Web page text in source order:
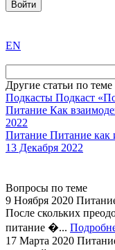
Войти
the
division
agent
watch
replica
showcases
substantial
areas.
replica
bvlgari
watches
+maserati
online
EN
Другие статьи по теме
Подкасты Подкаст
Питание Как
2022
Питание Питание как
13 Декабря 2022
Вопросы по теме
9 Ноября 2020
После скольких
питание �...
17 Марта 2020